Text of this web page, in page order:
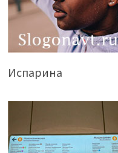
Испарина